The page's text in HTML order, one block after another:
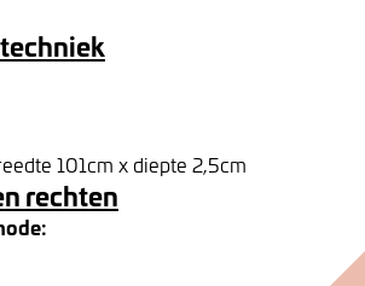
101cm x diepte 2,5cm
rechten